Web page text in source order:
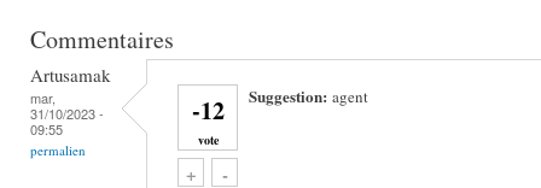
Commentaires
Artusamak
mar,
31/10/2023 -
09:55
permalien
-12
vote
+
Vote up!-
Vote down!
Suggestion:agent